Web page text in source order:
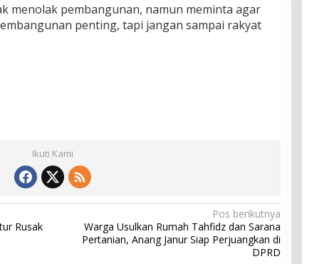
menolak pembangunan, namun meminta agar
penting, tapi jangan sampai rakyat
Ikuti Kami
Rusak
Pos berikutnya
Warga Usulkan Rumah Tahfidz dan Sarana
Pertanian, Anang Janur Siap Perjuangkan di
DPRD